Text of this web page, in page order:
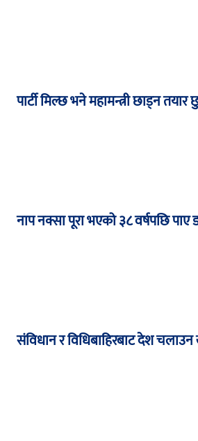
पार्टी मिल्छ भने महामन्त्री छाड्न तयार
नाप नक्सा पूरा भएको ३८ वर्षपछि पाए
संविधान र विधिबाहिरबाट देश